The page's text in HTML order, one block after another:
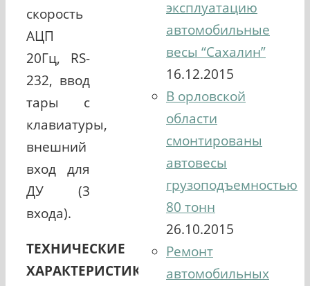
скорость
АЦП
20Гц, RS-
232, ввод
тары с
клавиатуры,
внешний
вход для
ДУ (3
входа).
ТЕХНИЧЕСКИЕ
ХАРАКТЕРИСТИКИ
эксплуатацию
автомобильные
весы “Сахалин”
16.12.2015
В орловской
области
смонтированы
автовесы
грузоподъемностью
80 тонн
26.10.2015
Ремонт
автомобильных